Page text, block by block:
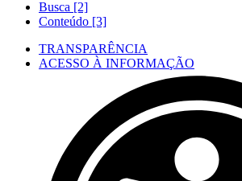
Busca [2]
Conteúdo [3]
TRANSPARÊNCIA
ACESSO À INFORMAÇÃO